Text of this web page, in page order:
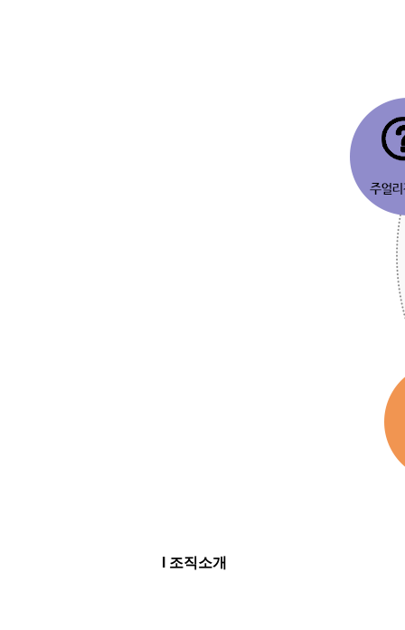
l 조직소개